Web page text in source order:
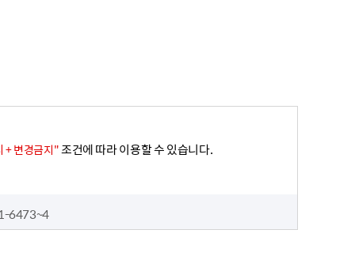
+ 변경금지"조건에 따라 이용할 수 있습니다.
6473~4